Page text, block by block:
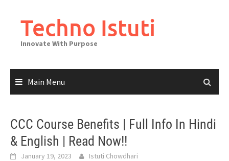
Techno Istuti
Innovate With Purpose
Main Menu
CCC Course Benefits | Full Info In Hindi
& English | Read Now!!
January 19, 2023 Istuti Chowdhari